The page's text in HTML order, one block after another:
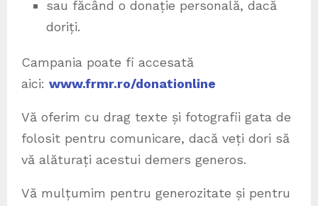
sau făcând o donație personală, dacă
doriți.
Campania poate fi accesată
aici: www.frmr.ro/donationline
Vă oferim cu drag texte și fotografii gata de
folosit pentru comunicare, dacă veți dori să
vă alăturați acestui demers generos.
Vă mulțumim pentru generozitate și pentru